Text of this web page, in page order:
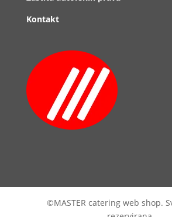
Kontakt
©MASTER catering web shop.